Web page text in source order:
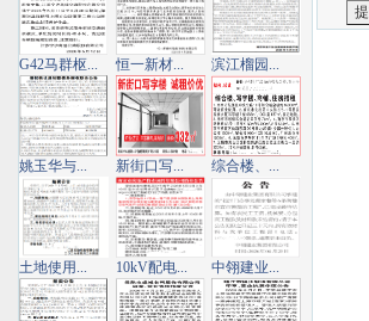
G42马群枢... 恒一新材... 滨江榴园...
姚玉华与... 新街口写... 综合楼、...
土地使用... 10kV配电... 中翎建业...